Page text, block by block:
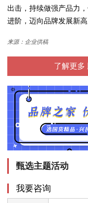
出击，持续做强产品力
进阶，迈向品牌发展新高
来源：企业供稿
了解更多
甄选主题活动
我要咨询